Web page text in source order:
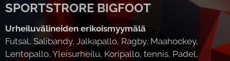
SPORTSTRORE BIGFOOT
Urheiluvälineiden erikoismyymälä
Futsal, Salibandy, Jalkapallo, Ragby, Maahockey,
Lentopallo, Yleisurheilu, Koripallo, tennis, Padel,